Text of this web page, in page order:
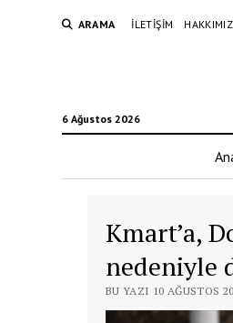
ARAMA İLETIŞIM
6 Ağustos 2026
Kmart’a,
nedeniyle
BU YAZI 10 AĞUSTOS